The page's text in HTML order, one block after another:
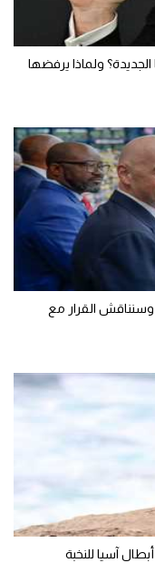
ولماذا يرفضها
وسنناقش القرار مع